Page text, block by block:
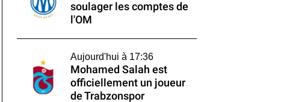
soulager les comptes de
l'OM
Aujourd'hui à 17:36
Mohamed Salah est
officiellement un joueur
de Trabzonspor